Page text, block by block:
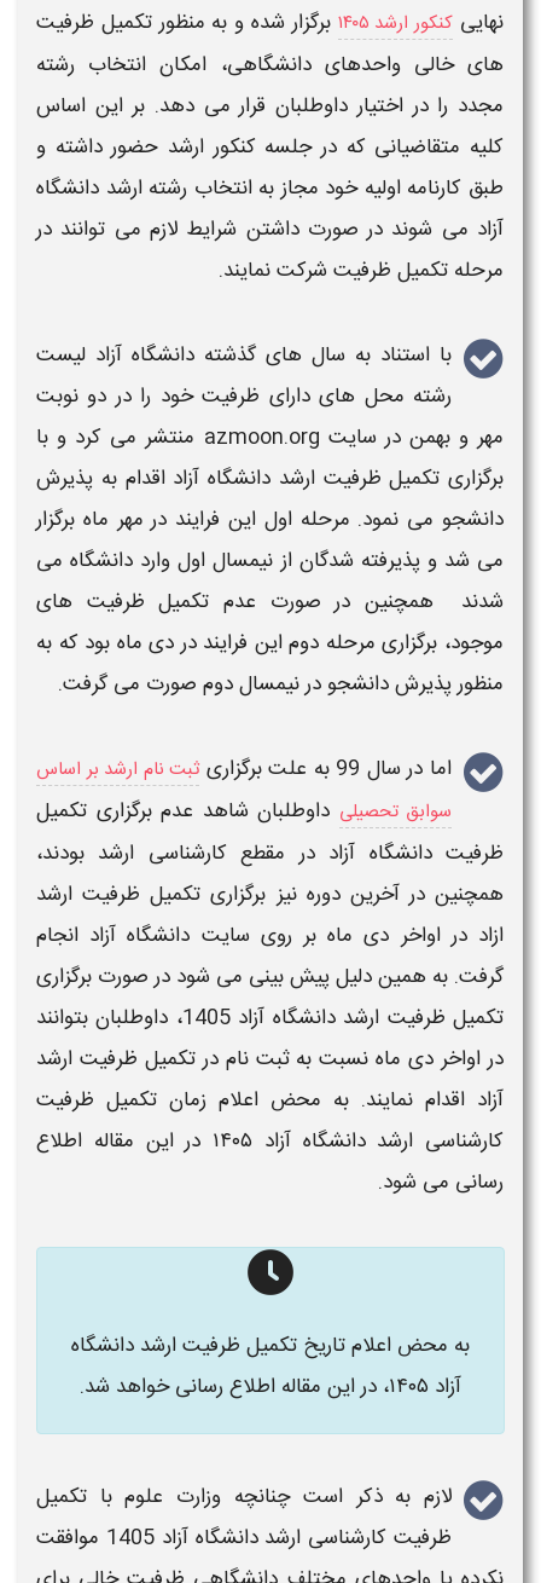
نهایی کنکور ارشد ۱۴۰۵ برگزار شده و به منظور تکمیل ظرفیت
های خالی واحدهای دانشگاهی، امکان انتخاب رشته
مجدد را در اختیار داوطلبان قرار می دهد. بر این اساس
کلیه متقاضیانی که در جلسه کنکور ارشد حضور داشته و
طبق کارنامه اولیه خود مجاز به انتخاب رشتهارشد دانشگاه
آزاد می شوند در صورت داشتن شرایط لازم می توانند در
مرحله تکمیل ظرفیت شرکت نمایند.
با استناد به سال های گذشته دانشگاه آزاد لیست
رشته محل های دارای ظرفیتخود را در دو نوبت
مهر و بهمن در سایت azmoon.org منتشر می کرد و با
برگزاری تکمیل ظرفیت ارشد دانشگاه آزاداقدام به پذیرش
دانشجو می نمود. مرحله اول این فرایند در مهر ماه برگزار
می شد و پذیرفته شدگان از نیمسال اول وارد دانشگاه می
شدند همچنین در صورت عدم تکمیل ظرفیت های
موجود، برگزاری مرحله دوم این فرایند در دی ماه بود که به
منظور پذیرش دانشجو در نیمسال دوم صورت می گرفت.
اما در سال 99 به علت برگزاری
ثبت نام ارشد بر اساس
سوابق تحصیلی داوطلبان شاهد عدم برگزاری تکمیل
ظرفیت دانشگاه آزاد در مقطع کارشناسی ارشد بودند،
همچنین در آخرین دوره نیز برگزاری تکمیل ظرفیت ارشد
ازاد در اواخر دی ماه بر روی سایت دانشگاه آزاد انجام
گرفت. به همین دلیل پیش بینی می شود در صورت برگزاری
تکمیل ظرفیت ارشد دانشگاه آزاد1405، داوطلبان بتوانند
در اواخر دی ماه نسبت به ثبت نام درتکمیل ظرفیت ارشد
آزاد اقدام نمایند. به محض اعلام زمان تکمیل ظرفیت
کارشناسی ارشد دانشگاه آزاد ۱۴۰۵​
در این مقاله اطلاع
رسانی می شود.
به محض اعلام تاریخ تکمیل ظرفیت ارشد دانشگاه
آزاد ۱۴۰۵،
در این مقاله اطلاع رسانی خواهد شد.
لازم به ذکر است چنانچه وزارت علوم با تکمیل
ظرفیت کارشناسی ارشد دانشگاه آزاد1405 موافقت